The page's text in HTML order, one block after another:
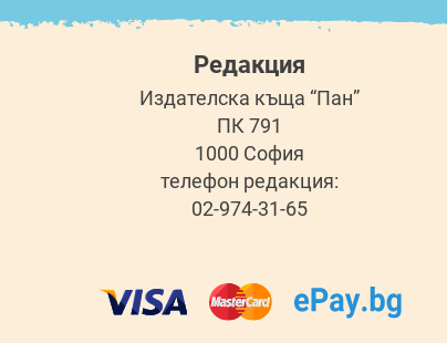
Редакция
Издателска къща “Пан”
ПК 791
1000 София
телефон редакция:
02-974-31-65